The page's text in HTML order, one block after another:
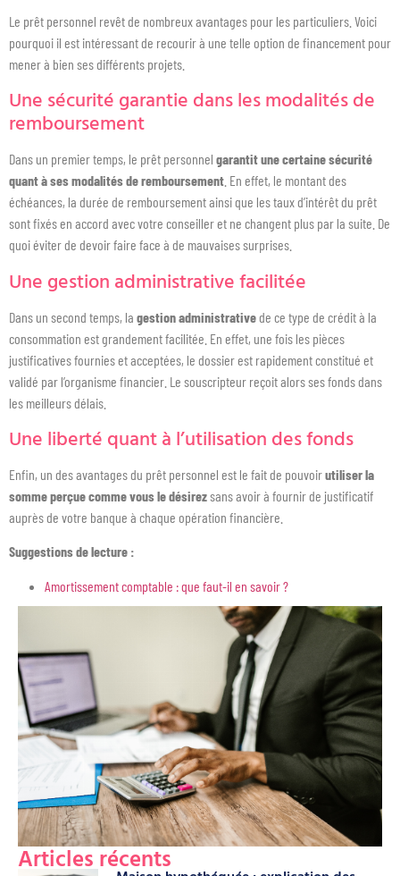
Le prêt personnel revêt de nombreux avantages pour les particuliers. Voici
pourquoi il est intéressant de recourir à une telle option de financement pour
mener à bien ses différents projets.
Une sécurité garantie dans les modalités de
remboursement
Dans un premier temps, le prêt personnel garantit une certaine sécurité
quant à ses modalités de remboursement . En effet, le montant des
échéances, la durée de remboursement ainsi que les taux d’intérêt du prêt
sont fixés en accord avec votre conseiller et ne changent plus par la suite. De
quoi éviter de devoir faire face à de mauvaises surprises.
Une gestion administrative facilitée
Dans un second temps, la gestion administrativede ce type de crédit à la
consommation est grandement facilitée. En effet, une fois les pièces
justificatives fournies et acceptées, le dossier est rapidement constitué et
validé par l’organisme financier. Le souscripteur reçoit alors ses fonds dans
les meilleurs délais.
Une liberté quant à l’utilisation des fonds
Enfin, un des avantages du prêt personnel est le fait de pouvoirutiliser la
somme perçue comme vous le désirezsans avoir à fournir de justificatif
auprès de votre banque à chaque opération financière.
Suggestions de lecture :
Amortissement comptable : que faut-il en savoir ?
Articles récents